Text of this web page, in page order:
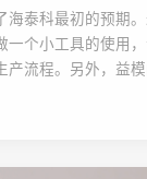
海泰科最初的预期
一个小工具的使用
产流程。另外，益模
服务。